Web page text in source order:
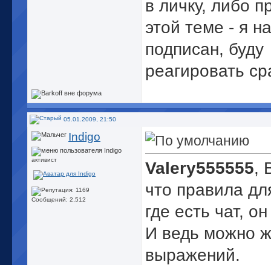
в личку, либо
этой теме - я
подписан, буду
реагировать
05.01.2009, 21:50
Indigo
активист
Сообщений: 2,512
Valery555555,
что правила
где есть чат,
И ведь можно
выражений.